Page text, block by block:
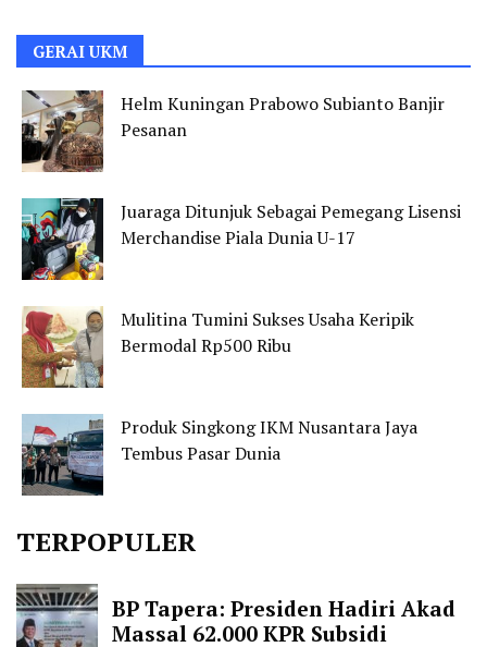
GERAI UKM
Helm Kuningan Prabowo Subianto Banjir
Pesanan
Juaraga Ditunjuk Sebagai Pemegang Lisensi
Merchandise Piala Dunia U-17
Mulitina Tumini Sukses Usaha Keripik
Bermodal Rp500 Ribu
Produk Singkong IKM Nusantara Jaya
Tembus Pasar Dunia
TERPOPULER